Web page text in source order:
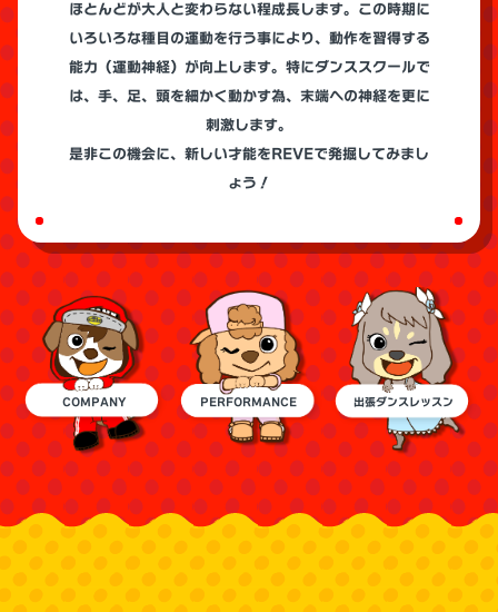
ほとんどが大人と変わらない程成長します。この時期に
いろいろな種目の運動を行う事により、動作を習得する
能力（運動神経）が向上します。特にダンススクールで
は、手、足、頭を細かく動かす為、末端への神経を更に
刺激します。
是非この機会に、新しい才能をREVEで発掘してみまし
ょう！
COMPANY PERFORMANCE 出張ダンスレッスン